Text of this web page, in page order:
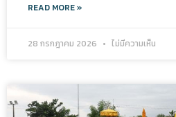
READ MORE »
28 กรกฎาคม 2026 ไม่มีความเห็น